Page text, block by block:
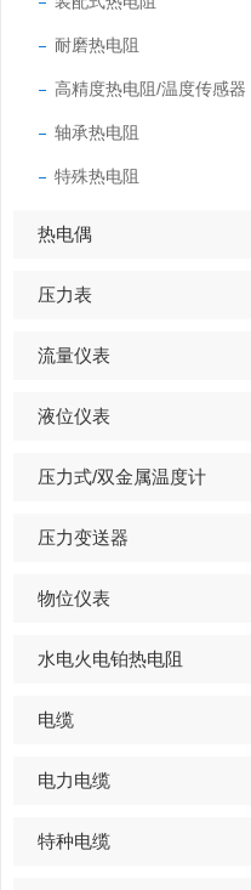
耐磨热电阻
高精度热电阻/温度传感器
轴承热电阻
特殊热电阻
热电偶
压力表
流量仪表
液位仪表
压力式/双金属温度计
压力变送器
物位仪表
水电火电铂热电阻
电缆
电力电缆
特种电缆